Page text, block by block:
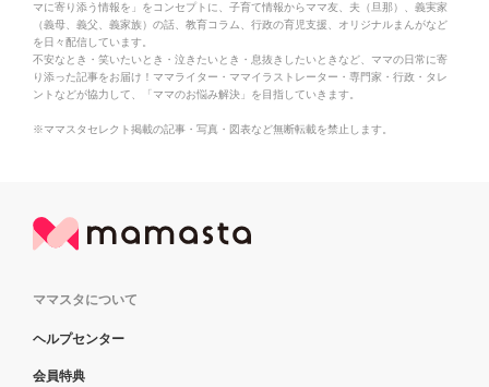
マに寄り添う情報を」をコンセプトに、子育て情報からママ友、夫（旦那）、義実家
（義母、義父、義家族）の話、教育コラム、行政の育児支援、オリジナルまんがなど
を日々配信しています。
不安なとき・笑いたいとき・泣きたいとき・息抜きしたいときなど、ママの日常に寄
り添った記事をお届け！ママライター・ママイラストレーター・専門家・行政・タレ
ントなどが協力して、「ママのお悩み解決」を目指していきます。
※ママスタセレクト掲載の記事・写真・図表など無断転載を禁止します。
ママスタについて
ヘルプセンター
会員特典